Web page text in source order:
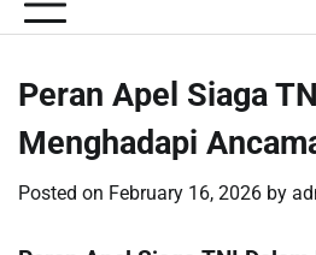
Peran Apel Siaga
Menghadapi
Posted on February 16, 2026 by